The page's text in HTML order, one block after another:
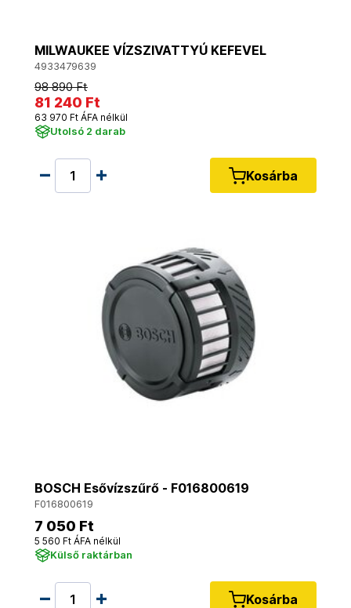
MILWAUKEE VÍZSZIVATTYÚ KEFEVEL
4933479639
98 890 Ft
81 240 Ft
63 970 Ft ÁFA nélkül
Utolsó 2 darab
Kosárba
BOSCH Esővízszűrő - F016800619
F016800619
7 050 Ft
5 560 Ft ÁFA nélkül
Külső raktárban
Kosárba